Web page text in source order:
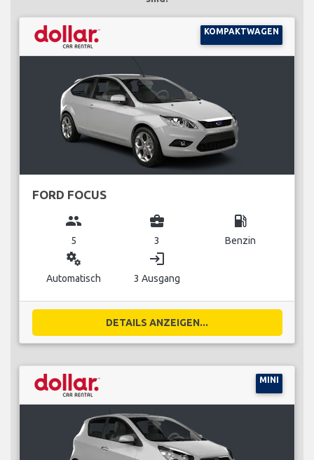
KOMPAKTWAGEN
FORD FOCUS
group
5
business_center
3
local_gas_station
Benzin
miscellaneous_services
Automatisch
login
3 Ausgang
DETAILS ANZEIGEN...
MINI